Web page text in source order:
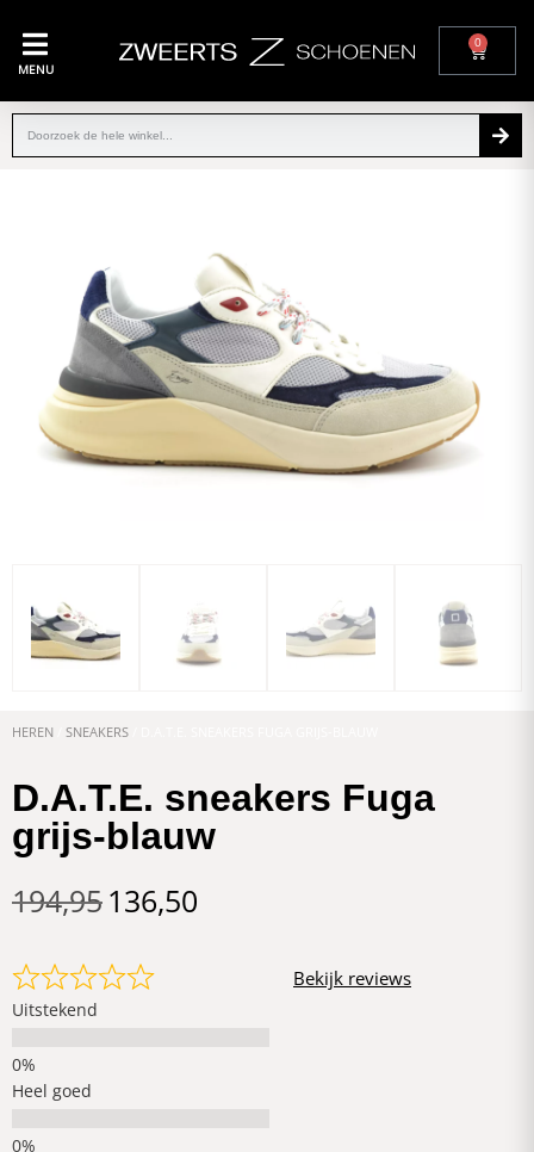
MENU
0
HEREN SNEAKERS
D.A.T.E. sneakers Fuga
grijs-blauw
194,95136,50
Uitstekend
Heel goed
Bekijk reviews